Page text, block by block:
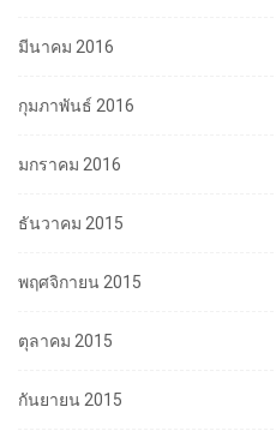
มีนาคม 2016
กุมภาพันธ์ 2016
มกราคม 2016
ธันวาคม 2015
พฤศจิกายน 2015
ตุลาคม 2015
กันยายน 2015